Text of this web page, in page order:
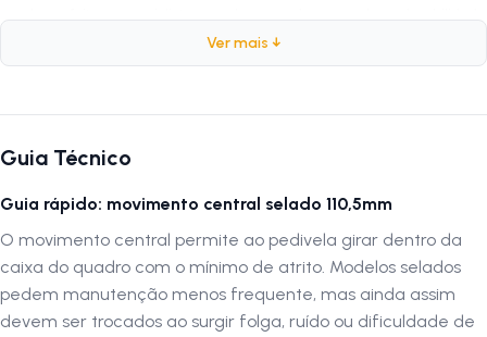
em qualquer pedal. Autenticação de montagem correta A montagem
ou instalação do produto deve ser realizada por uma oficina
as recomendações do fabricante. A LOJA NA PISTA não se
danos causados por mau uso. Siga-nos no Instagram: @lojanapista
Assista no YouTube: LojanaPista
Ver mais ↓
Guia Técnico
Guia rápido: movimento central selado 110,5mm
O movimento central permite ao pedivela girar dentro da
caixa do quadro com o mínimo de atrito. Modelos selados
pedem manutenção menos frequente, mas ainda assim
devem ser trocados ao surgir folga, ruído ou dificuldade de